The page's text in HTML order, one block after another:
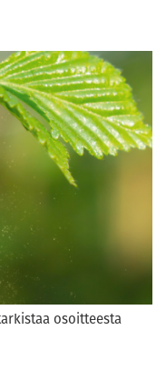
osoitteesta